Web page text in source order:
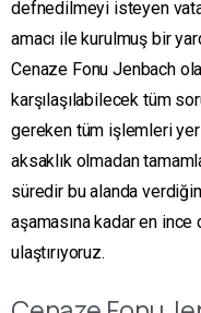
defnedilmeyi isteyen
amacı ile kurulmuş bir
Cenaze Fonu Jenbach
karşılaşılabilecek tüm
gereken tüm işlemleri
aksaklık olmadan
süredir bu alanda
aşamasına kadar en
ulaştırıyoruz.